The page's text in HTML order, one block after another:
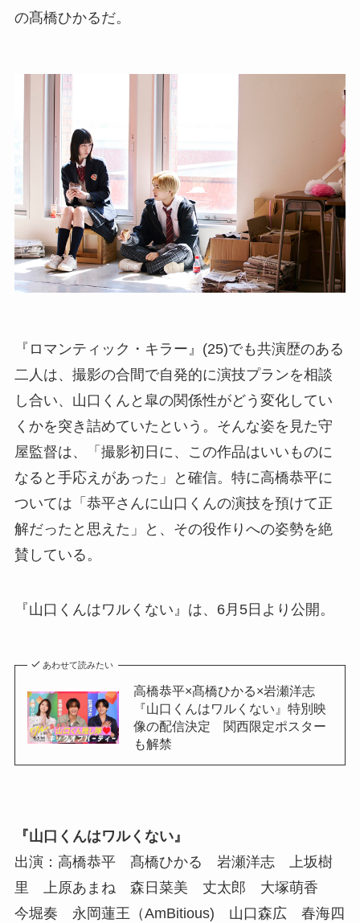
の髙橋ひかるだ。
『ロマンティック・キラー』(25)でも共演歴のある
二人は、撮影の合間で自発的に演技プランを相談
し合い、山口くんと皐の関係性がどう変化してい
くかを突き詰めていたという。そんな姿を見た守
屋監督は、「撮影初日に、この作品はいいものに
なると手応えがあった」と確信。特に高橋恭平に
ついては「恭平さんに山口くんの演技を預けて正
解だったと思えた」と、その役作りへの姿勢を絶
賛している。
『山口くんはワルくない』は、6月5日より公開。
あわせて読みたい
高橋恭平×髙橋ひかる×岩瀬洋志
『山口くんはワルくない』特別映
像の配信決定 関西限定ポスター
も解禁
『山口くんはワルくない』
出演：高橋恭平 髙橋ひかる 岩瀬洋志 上坂樹
里 上原あまね 森日菜美 丈太郎 大塚萌香
今堀奏 永岡蓮王（AmBitious) 山口森広 春海四